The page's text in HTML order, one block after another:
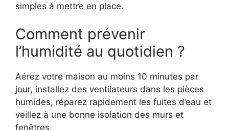
simples à mettre en place.
Comment prévenir
l’humidité au quotidien ?
Aérez votre maison au moins 10 minutes par
jour, installez des ventilateurs dans les pièces
humides, réparez rapidement les fuites d’eau et
veillez à une bonne isolation des murs et
fenêtres.